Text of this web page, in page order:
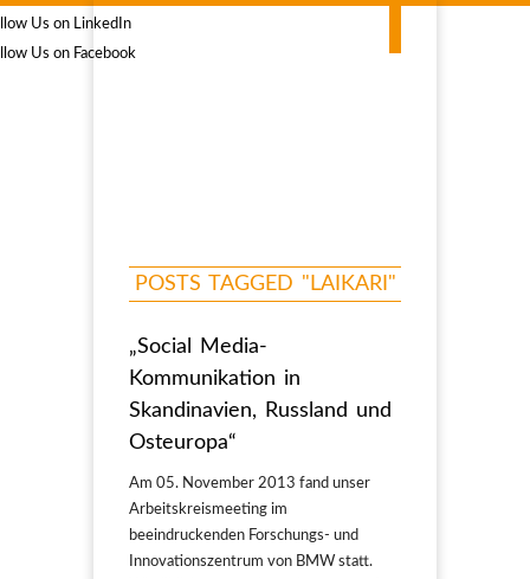
POSTS TAGGED "LAIKARI"
„Social Media-
Kommunikation in
Skandinavien, Russland und
Osteuropa“
Am 05. November 2013 fand unser
Arbeitskreismeeting im
beeindruckenden Forschungs- und
Innovationszentrum von BMW statt.